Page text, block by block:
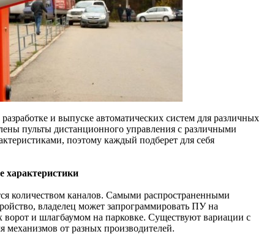
и выпуске автоматических систем для различных
пульты дистанционного управления с различными
поэтому каждый подберет для себя
характеристики
количеством каналов. Самыми распространенными
владелец может запрограммировать ПУ на
и шлагбаумом на парковке. Существуют вариации с
от разных производителей.